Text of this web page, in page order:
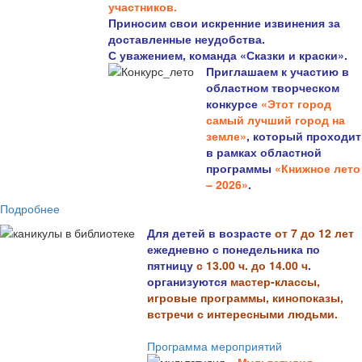
участников.
Приносим свои искренние извинения за
доставленные неудобства.
С уважением, команда «Сказки и краски».
Приглашаем к участию в
областном творческом
конкурсе «Этот город
самый лучший город на
земле», который проходит
в рамках областной
программы «Книжное лето
– 2026».
Подробнее
Для детей в возрасте от 7 до 12 лет
ежедневно с понедельника по
пятницу с 13.00 ч. до 14.00 ч.
организуются мастер-классы,
игровые программы, кинопоказы,
встречи с интересными людьми.
Программа мероприятий